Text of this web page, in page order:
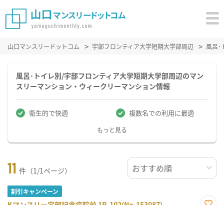
山口マンスリードットコム 宇部フロンティア大学短期大学部周辺 風呂･
風呂･トイレ別/宇部フロンティア大学短期大学部周辺のマン
スリーマンション・ウィークリーマンション情報
衛生的で快適 複数名での利用に最適
もっと見る
11 件（1/1ページ）
割引キャンペーン